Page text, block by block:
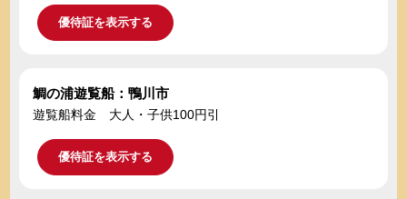
優待証を表示する
鯛の浦遊覧船：鴨川市
遊覧船料金 大人・子供100円引
優待証を表示する